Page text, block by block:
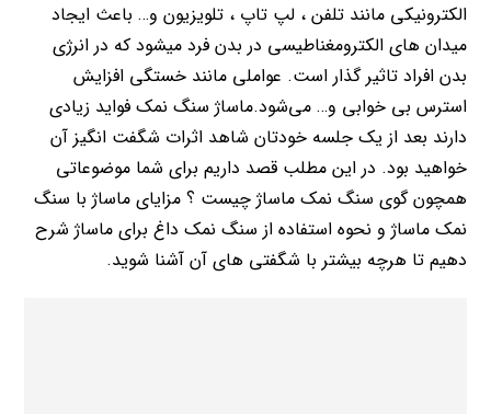
الکترونیکی مانند تلفن ، لپ تاپ ، تلویزیون و… باعث ایجاد
میدان های الکترومغناطیسی در بدن فرد میشود که در انرژی
بدن افراد تاثیر گذار است. عواملی مانند خستگی افزایش
استرس بی خوابی و… می‌شود.ماساژ سنگ نمک فواید زیادی
دارند بعد از یک جلسه خودتان شاهد اثرات شگفت انگیز آن
خواهید بود. در این مطلب قصد داریم برای شما موضوعاتی
همچون گوی سنگ نمک ماساژ چیست ؟ مزایای ماساژ با سنگ
نمک ماساژ و نحوه استفاده از سنگ نمک داغ برای ماساژ شرح
دهیم تا هرچه بیشتر با شگفتی های آن آشنا شوید.